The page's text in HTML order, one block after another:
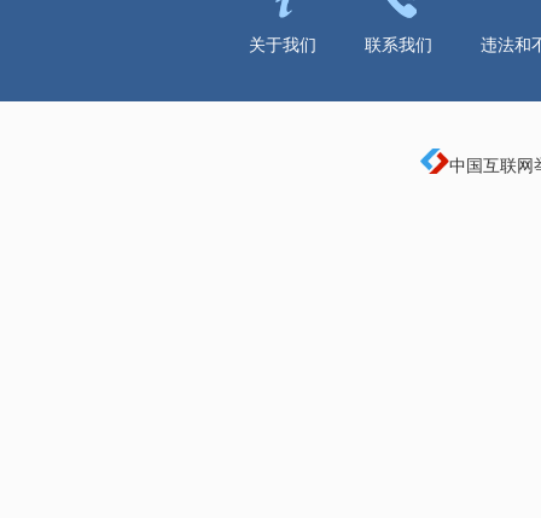
关于我们 联系我们 违法和
中国互联网